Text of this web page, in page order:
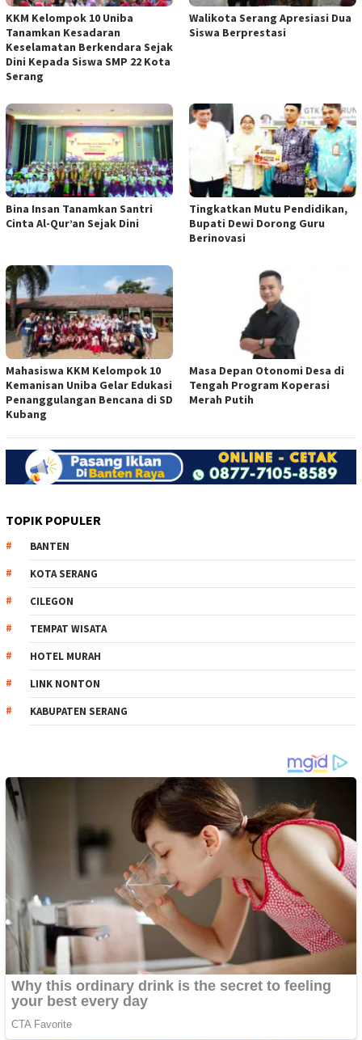
KKM Kelompok 10 Uniba
Tanamkan Kesadaran
Keselamatan Berkendara Sejak
Dini Kepada Siswa SMP 22 Kota
Serang
Walikota Serang Apresiasi Dua
Siswa Berprestasi
Bina Insan Tanamkan Santri
Cinta Al-Qur’an Sejak Dini
Tingkatkan Mutu Pendidikan,
Bupati Dewi Dorong Guru
Berinovasi
Mahasiswa KKM Kelompok 10
Kemanisan Uniba Gelar Edukasi
Penanggulangan Bencana di SD
Kubang
Masa Depan Otonomi Desa di
Tengah Program Koperasi
Merah Putih
TOPIK POPULER
BANTEN
KOTA SERANG
CILEGON
TEMPAT WISATA
HOTEL MURAH
LINK NONTON
KABUPATEN SERANG